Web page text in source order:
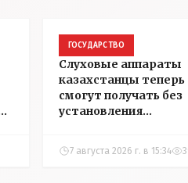
ГОСУДАРСТВО
Слуховые аппараты
казахстанцы теперь
смогут получать без
установления
7 августа 2026 г. в 15:34